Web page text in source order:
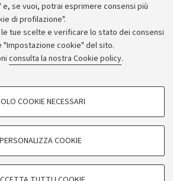
se vuoi, potrai esprimere consensi più
di profilazione".
tue scelte e verificare lo stato dei consensi
"Impostazione cookie" del sito.
consulta la nostra Cookie policy.
- FACOLTATIVI
COOKIE NECESSARI
PERSONALIZZA COOKIE
Albo online
trasparente
Atti di notifica
sul sito e accessibilità
di accessibilità
Privacy e note legali
Cookie
MATER STUDIORUM - Università di
33 - 40126Bologna - PI: